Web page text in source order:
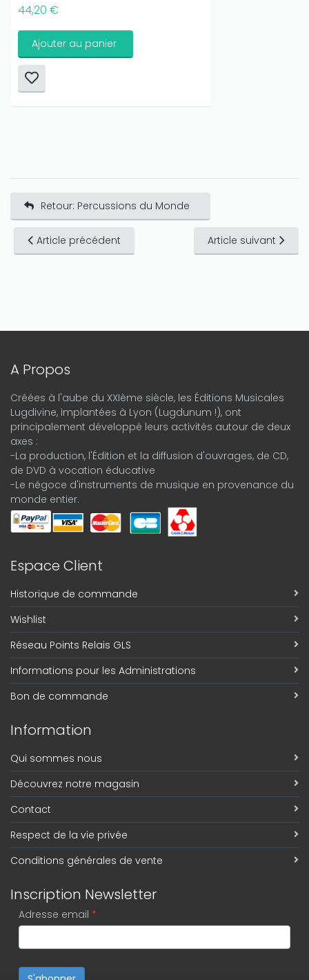
44,20 €
Ajouter au panier
Retour: Percussions du Monde
Article précédent Article suivant
A Propos
Créées à l'aube du XXIème siècle, les Éditions Musicales
Lugdivine, implantées à Lyon (Lugdunum !), ont
principalement développé leurs activités autour de deux
axes :
-La production, l'Édition et la diffusion d'ouvrages, de CD,
de DVD à vocation éducative
-Le négoce d'instruments de musique en provenance du
monde entier.
Espace Client
Historique de commande
Wishlist
Réseau Points Relais GLS
Informations pour les Administrations
Bon de commande
Information
Qui sommes nous
Découvrez notre magasin
Contact
Respect de la vie privée
Conditions générales de vente
Inscription Newsletter
Adresse email *